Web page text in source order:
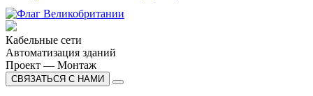
Кабельные сети
Автоматизация зданий
Проект — Монтаж
СВЯЗАТЬСЯ С НАМИ